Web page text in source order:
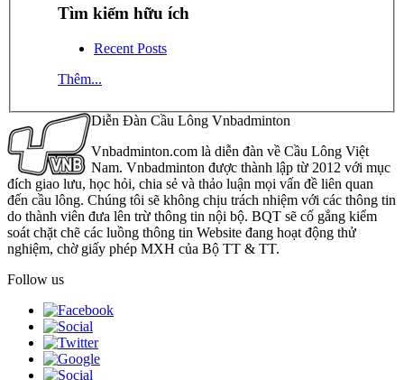
Tìm kiếm hữu ích
Recent Posts
Thêm...
Diễn Đàn Cầu Lông Vnbadminton
Vnbadminton.com là diễn đàn về Cầu Lông Việt
Nam. Vnbadminton được thành lập từ 2012 với mục
đích giao lưu, học hỏi, chia sẻ và thảo luận mọi vấn đề liên quan
đến cầu lông. Chúng tôi sẽ không chịu trách nhiệm với các thông tin
do thành viên đưa lên trừ thông tin nội bộ. BQT sẽ cố gắng kiểm
soát chặt chẽ các luồng thông tin Website đang hoạt động thử
nghiệm, chờ giấy phép MXH của Bộ TT & TT.
Follow us